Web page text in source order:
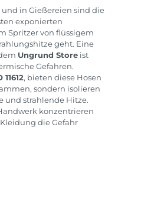
in Gießereien sind die
exponierten
Spritzer von flüssigem
geht. Eine
Ungrund Store ist
Gefahren.
11612, bieten diese Hosen
sondern isolieren
und strahlende Hitze.
konzentrieren
die Gefahr